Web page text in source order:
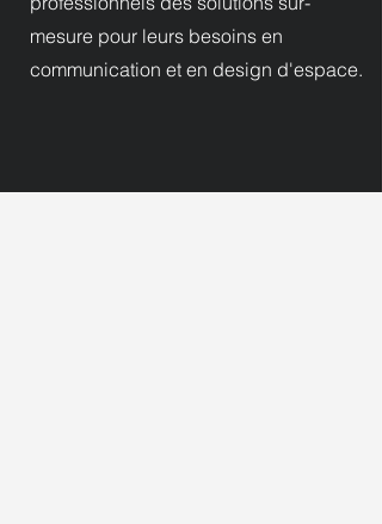
mesure pour leurs besoins en
communication et en design d'espace.